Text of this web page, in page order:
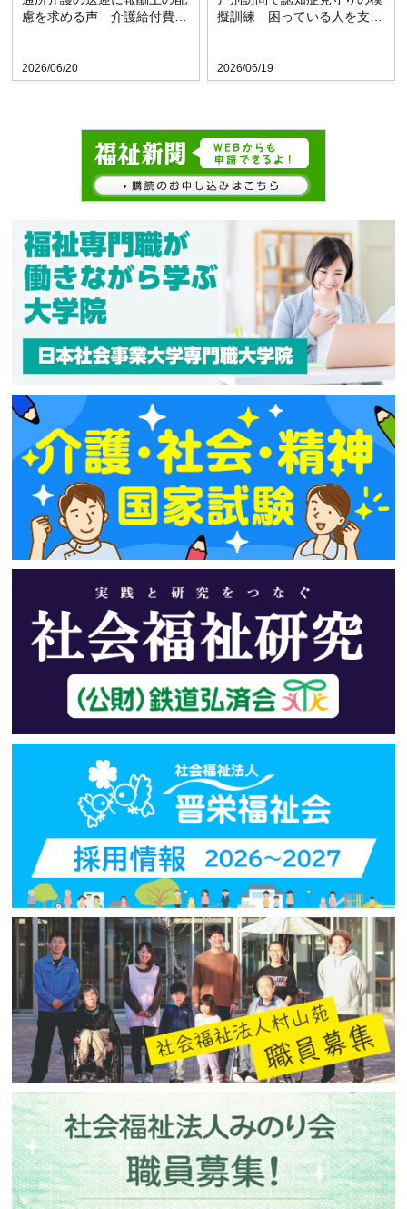
2026/06/20
慮を求める声 介護給付費分
2026/06/19
擬訓練 困っている人を支え